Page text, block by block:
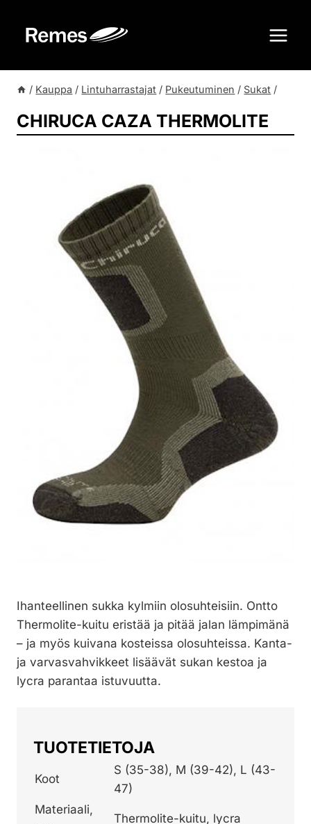
sisältöön
/ Kauppa / Lintuharrastajat / Pukeutuminen / Sukat /
CHIRUCA CAZA THERMOLITE
Ihanteellinen sukka kylmiin olosuhteisiin. Ontto
Thermolite-kuitu eristää ja pitää jalan lämpimänä
– ja myös kuivana kosteissa olosuhteissa. Kanta-
ja varvasvahvikkeet lisäävät sukan kestoa ja
lycra parantaa istuvuutta.
TUOTETIETOJA
Koot
S (35-38), M (39-42), L (43-
47)
Materiaali,
Thermolite-kuitu, lycra